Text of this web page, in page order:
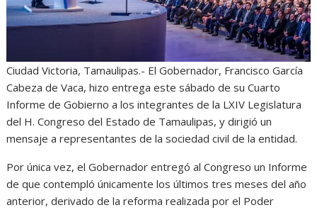
Ciudad Victoria, Tamaulipas.- El Gobernador, Francisco García
Cabeza de Vaca, hizo entrega este sábado de su Cuarto
Informe de Gobierno a los integrantes de la LXIV Legislatura
del H. Congreso del Estado de Tamaulipas, y dirigió un
mensaje a representantes de la sociedad civil de la entidad.
Por única vez, el Gobernador entregó al Congreso un Informe
de que contempló únicamente los últimos tres meses del año
anterior, derivado de la reforma realizada por el Poder